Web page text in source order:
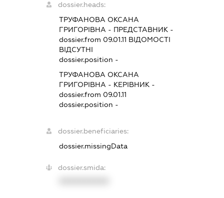
dossier.heads:
ТРУФАНОВА ОКСАНА
ГРИГОРІВНА - ПРЕДСТАВНИК -
dossier.from 09.01.11 ВІДОМОСТІ
ВІДСУТНІ
dossier.position -
ТРУФАНОВА ОКСАНА
ГРИГОРІВНА - КЕРІВНИК -
dossier.from 09.01.11
dossier.position -
dossier.beneficiaries:
dossier.missingData
dossier.smida: